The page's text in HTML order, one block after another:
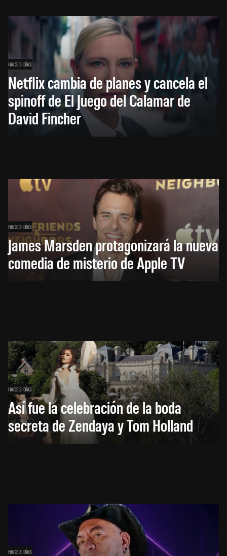
HACE 3 DÍAS
Netflix cambia de planes y cancela el
spinoff de El Juego del Calamar de
David Fincher
HACE 3 DÍAS
James Marsden protagonizará la nueva
comedia de misterio de Apple TV
HACE 3 DÍAS
Así fue la celebración de la boda
secreta de Zendaya y Tom Holland
HACE 3 DÍAS